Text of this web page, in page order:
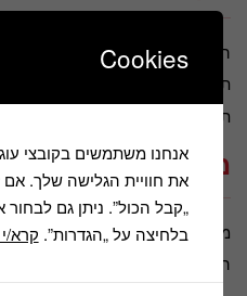
הצהרת נגישות
תנאי שימוש
תקנון חברה
מידע נוסף
מאמרים
החשבון שלי
Cookies
את חוויית הגלישה שלך.
„קבל הכול”. ניתן גם לבחור
בלחיצה על „הגדרות”. קרא/